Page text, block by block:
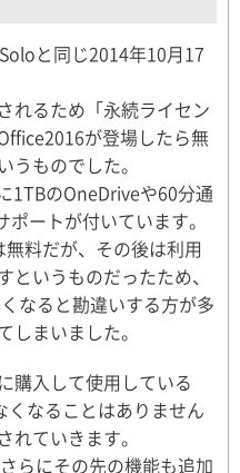
と同じ2014年10月17
れるため「永続ライセン
が登場したら無
ものでした。
1TBのOneDriveや60分通
ートが付いています。
料だが、その後は利用
いうものだったため、
なると勘違いする方が多
しまいました。
購入して使用している
なることはありません
れていきます。
らにその先の機能も追加